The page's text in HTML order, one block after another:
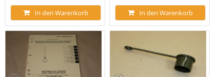
In den Warenkorb In den Warenkorb